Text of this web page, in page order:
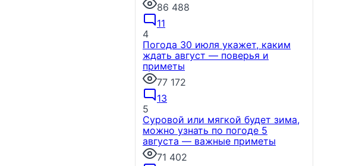
86 488
11
4
Погода 30 июля укажет, каким
ждать август — поверья и
приметы
77 172
13
5
Суровой или мягкой будет зима,
можно узнать по погоде 5
августа — важные приметы
71 402